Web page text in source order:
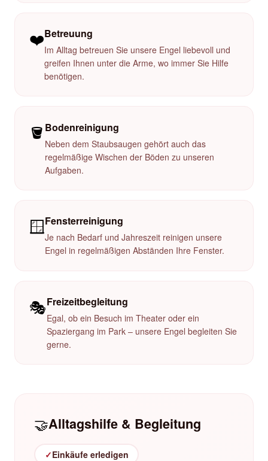
❤️Betreuung
Im Alltag betreuen Sie unsere Engel liebevoll und
greifen Ihnen unter die Arme, wo immer Sie Hilfe
benötigen.
🪣 Bodenreinigung
Neben dem Staubsaugen gehört auch das
regelmäßige Wischen der Böden zu unseren
Aufgaben.
🪟Fensterreinigung
Je nach Bedarf und Jahreszeit reinigen unsere
Engel in regelmäßigen Abständen Ihre Fenster.
🎭Freizeitbegleitung
Egal, ob ein Besuch im Theater oder ein
Spaziergang im Park – unsere Engel begleiten Sie
gerne.
🤝Alltagshilfe & Begleitung
✓Einkäufe erledigen